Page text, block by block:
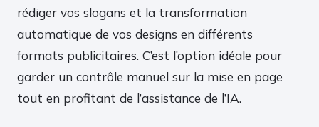
rédiger vos slogans et la transformation
automatique de vos designs en différents
formats publicitaires. C’est l’option idéale pour
garder un contrôle manuel sur la mise en page
tout en profitant de l’assistance de l’IA.